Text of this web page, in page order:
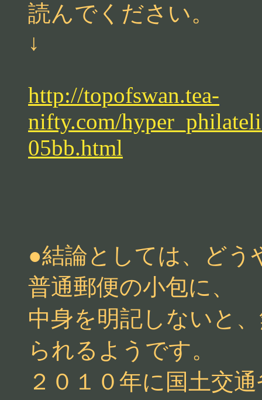
読んでください。
↓
http://topofswan.tea-
nifty.com/
05bb.html
●結論としては、どう
普通郵便の小包に、
中身を明記しないと
られるようです。
２０１０年に国土交